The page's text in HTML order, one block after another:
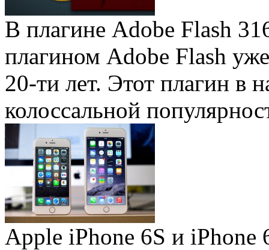
В плагине Adobe Flash
плагином Adobe Flash
20-ти лет. Этот плагин в
колоссальной
Apple iPhone 6S и iPhone